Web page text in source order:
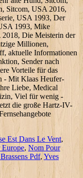
Est Dans Le Vent,
, Nom Pour
Pdf, Yves